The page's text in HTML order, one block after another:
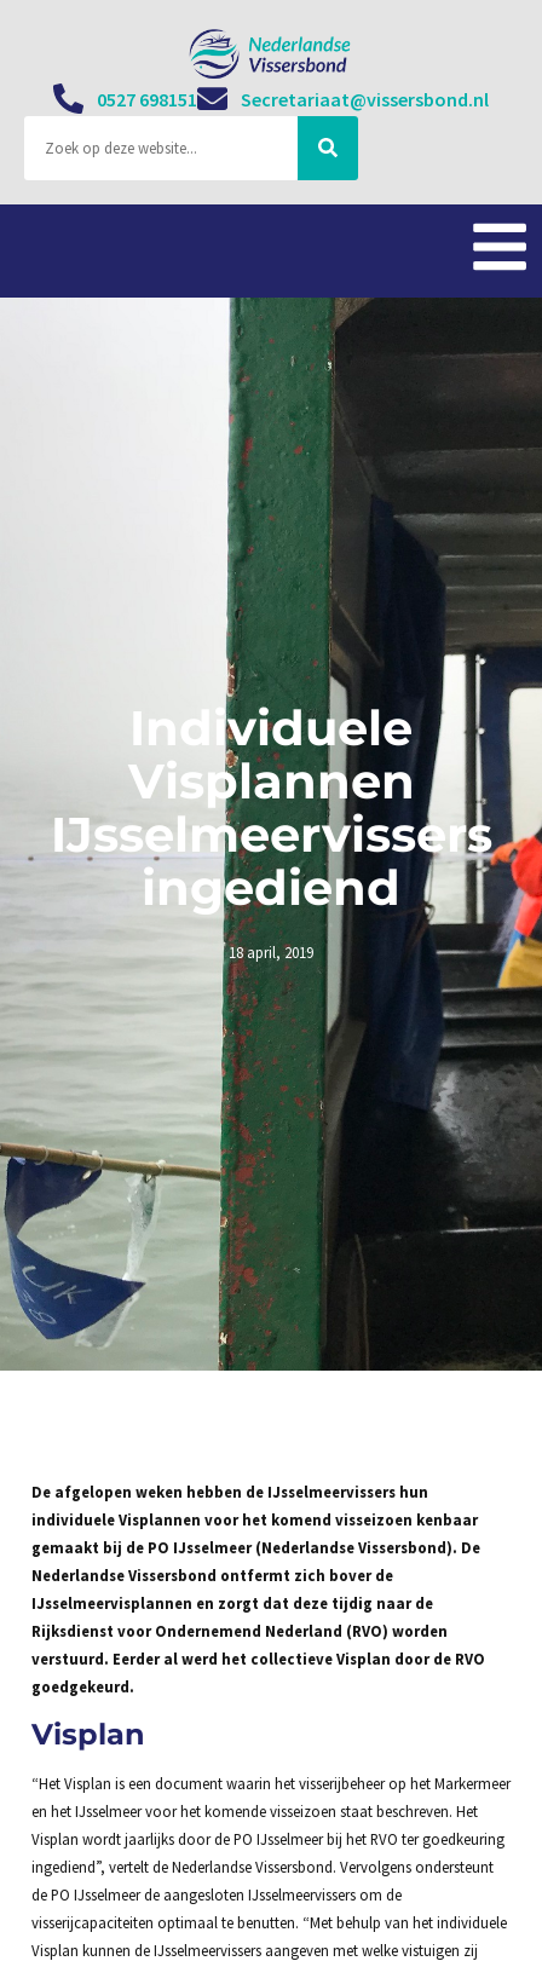
0527 698151 Secretariaat@vissersbond.nl
Individuele
Visplannen
IJsselmeervissers
ingediend
18 april, 2019
De afgelopen weken hebben de IJsselmeervissers hun
individuele Visplannen voor het komend visseizoen kenbaar
gemaakt bij de PO IJsselmeer (Nederlandse Vissersbond). De
Nederlandse Vissersbond ontfermt zich bover de
IJsselmeervisplannen en zorgt dat deze tijdig naar de
Rijksdienst voor Ondernemend Nederland (RVO) worden
verstuurd. Eerder al werd het collectieve Visplan door de RVO
goedgekeurd.
Visplan
“Het Visplan is een document waarin het visserijbeheer op het Markermeer
en het IJsselmeer voor het komende visseizoen staat beschreven. Het
Visplan wordt jaarlijks door de PO IJsselmeer bij het RVO ter goedkeuring
ingediend”, vertelt de Nederlandse Vissersbond. Vervolgens ondersteunt
de PO IJsselmeer de aangesloten IJsselmeervissers om de
visserijcapaciteiten optimaal te benutten. “Met behulp van het individuele
Visplan kunnen de IJsselmeervissers aangeven met welke vistuigen zij